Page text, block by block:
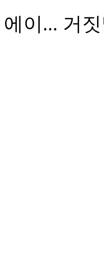
에이... 거